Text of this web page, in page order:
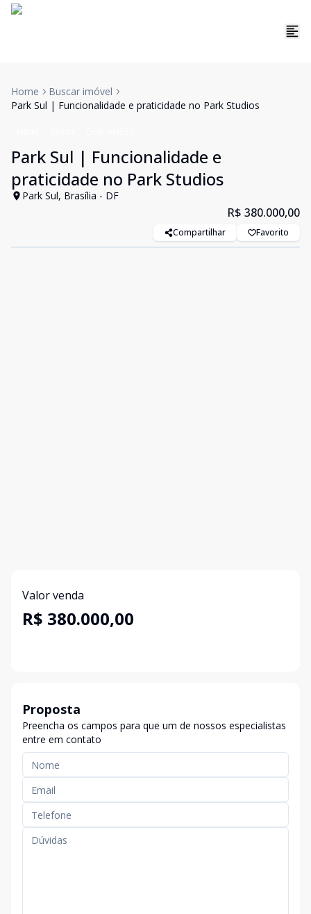
Home
Buscar imóvel
Park Sul | Funcionalidade e praticidade no Park Studios
Park Sul | Funcionalidade e
praticidade no Park Studios
Park Sul, Brasília - DF
R$ 380.000,00
Compartilhar Favorito
Valor venda
R$ 380.000,00
Proposta
Preencha os campos para que um de nossos especialistas
entre em contato